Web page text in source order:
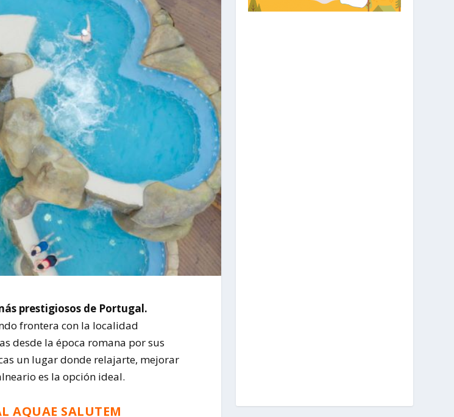
prestigiosos de Portugal.
frontera con la localidad
desde la época romana por sus
un lugar donde relajarte, mejorar
es la opción ideal.
AQUAE SALUTEM